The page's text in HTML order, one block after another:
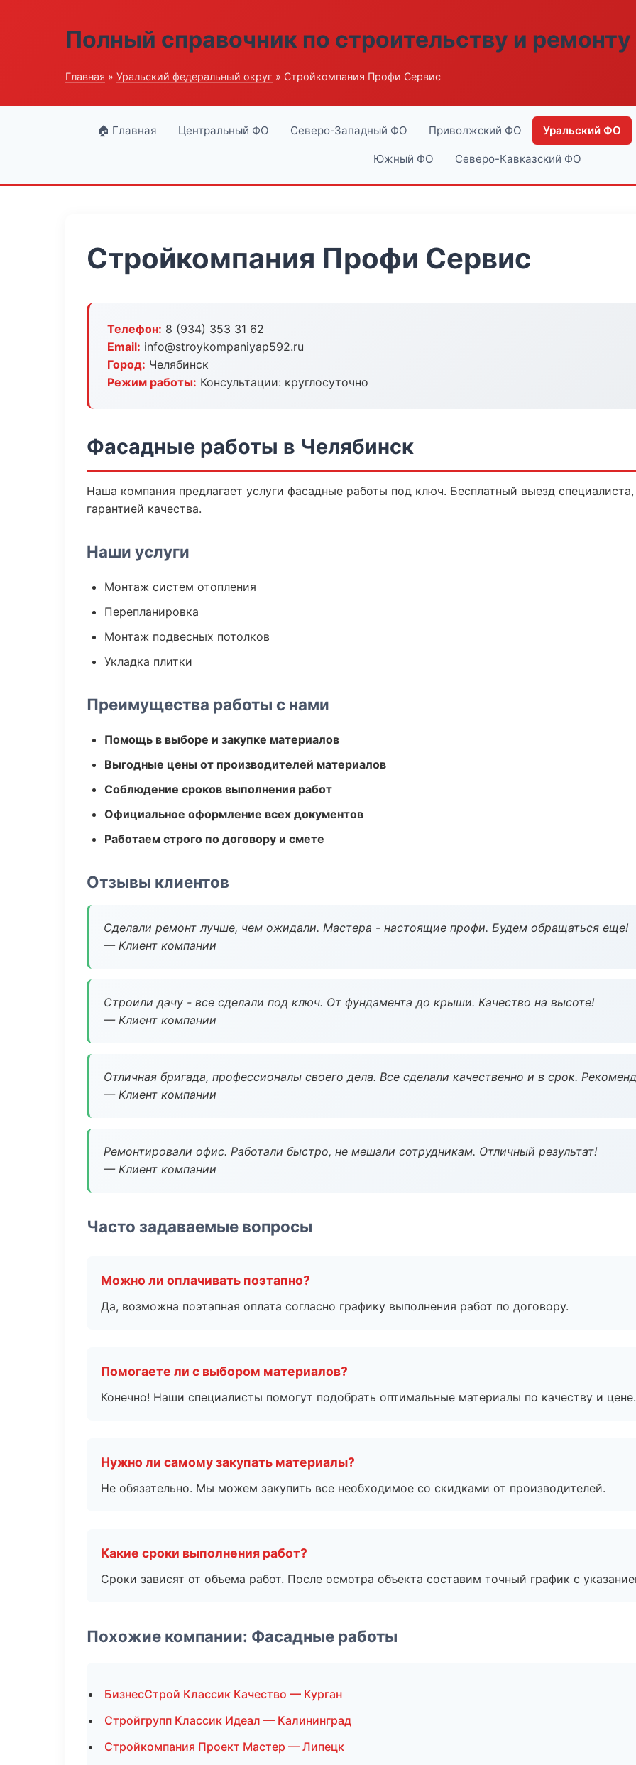
Полный справочник по строительству и ремонту
Главная » Уральский федеральный округ » Стройкомпания Профи Сервис
🏠 Главная Центральный ФО Северо-Западный ФО Приволжский ФО Уральский ФО
Южный ФО Северо-Кавказский ФО
Стройкомпания Профи Сервис
Телефон: 8 (934) 353 31 62
Email: info@stroykompaniyap592.ru
Город: Челябинск
Режим работы: Консультации: круглосуточно
Фасадные работы в Челябинск
Наша компания предлагает услуги фасадные работы под ключ. Бесплатный выезд
гарантией качества.
Наши услуги
Монтаж систем отопления
Перепланировка
Монтаж подвесных потолков
Укладка плитки
Преимущества работы с нами
Помощь в выборе и закупке материалов
Выгодные цены от производителей материалов
Соблюдение сроков выполнения работ
Официальное оформление всех документов
Работаем строго по договору и смете
Отзывы клиентов
Сделали ремонт лучше, чем ожидали. Мастера - настоящие профи. Будем обращаться еще!
— Клиент компании
Строили дачу - все сделали под ключ. От фундамента до крыши. Качество на высоте!
— Клиент компании
Отличная бригада, профессионалы своего дела. Все сделали качественно и в срок.
— Клиент компании
Ремонтировали офис. Работали быстро, не мешали сотрудникам. Отличный результат!
— Клиент компании
Часто задаваемые вопросы
Можно ли оплачивать поэтапно?
Да, возможна поэтапная оплата согласно графику выполнения работ по договору.
Помогаете ли с выбором материалов?
Конечно! Наши специалисты помогут подобрать оптимальные материалы по качеству и цене.
Нужно ли самому закупать материалы?
Не обязательно. Мы можем закупить все необходимое со скидками от производителей.
Какие сроки выполнения работ?
Сроки зависят от объема работ. После осмотра объекта составим точный график с
Похожие компании: Фасадные работы
БизнесСтрой Классик Качество — Курган
Стройгрупп Классик Идеал — Калининград
Стройкомпания Проект Мастер — Липецк